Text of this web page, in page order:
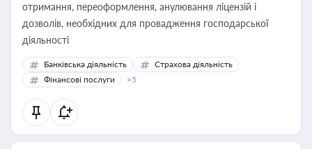
отримання, переоформлення, анулювання ліцензій і
дозволів, необхідних для провадження господарської
діяльності
Банківська діяльність
Страхова діяльність
Фінансові послуги
+5